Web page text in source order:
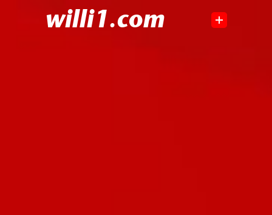
willi1.com